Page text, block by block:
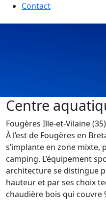
Contact
Centre
Fougères Ille-et-Vilaine (35)
À l’est de Fougères en
s’implante en zone mixte,
camping. L’équipement
architecture se distingue
hauteur et par ses choix
chaudière bois qui couvre